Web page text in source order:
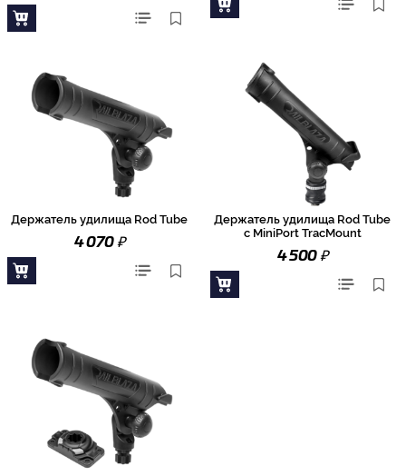
Держатель удилища Rod Tube
4 070₽
Держатель удилища Rod Tube
с MiniPort TracMount
4 500₽